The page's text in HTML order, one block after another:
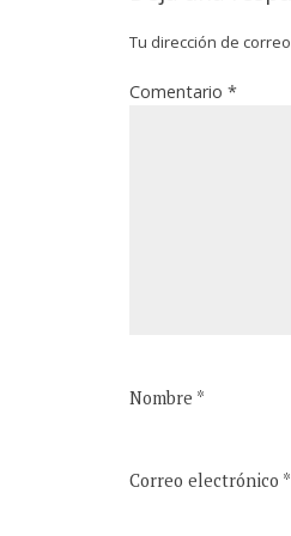
Tu dirección de
Comentario *
Nombre *
Correo electrónico *